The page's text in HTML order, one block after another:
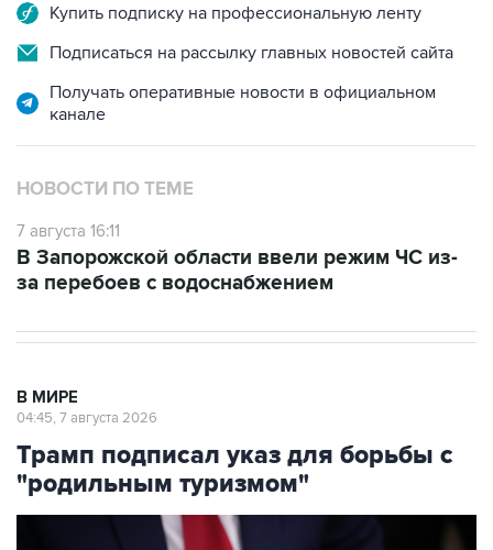
Купить подписку на профессиональную ленту
Подписаться на рассылку главных новостей сайта
Получать оперативные новости в официальном
канале
НОВОСТИ ПО ТЕМЕ
7 августа 16:11
В Запорожской области ввели режим ЧС из-
за перебоев с водоснабжением
В МИРЕ
04:45, 7 августа 2026
Трамп подписал указ для борьбы с
"родильным туризмом"